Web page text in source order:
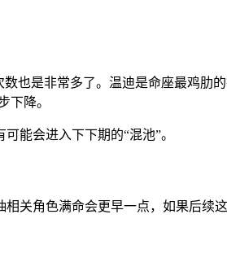
也是非常多了。温迪是命座最鸡肋
下降。
能会进入下下期的“混池”。
关角色满命会更早一点，如果后